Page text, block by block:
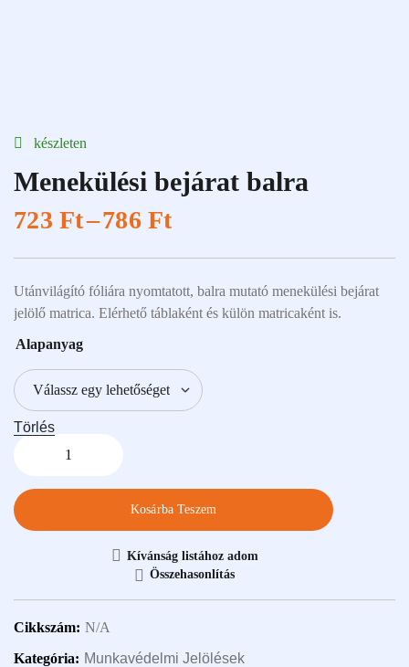
készleten
Menekülési bejárat balra
723Ft–786Ft
Utánvilágító fóliára nyomtatott, balra mutató menekülési bejárat
jelölő matrica. Elérhető táblaként és külön matricaként is.
Alapanyag
Törlés
Kosárba Teszem
Kívánság listához adom
Összehasonlítás
Cikkszám: N/A
Kategória: Munkavédelmi Jelölések